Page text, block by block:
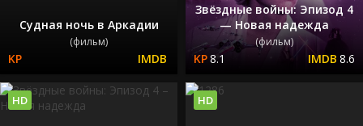
Судная ночь в Аркадии
(фильм)
Звёздные войны: Эпизод 4
— Новая надежда
(фильм)
8.1 8.6
HD HD